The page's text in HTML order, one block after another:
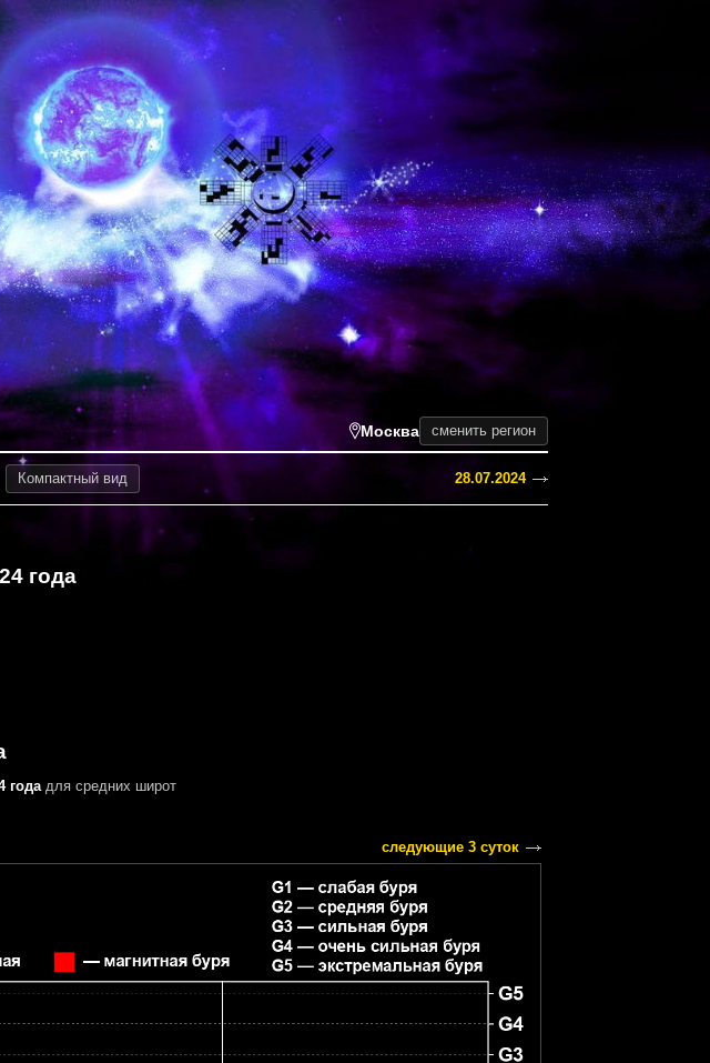
Москва сменить регион
Компактный вид 28.07.2024
года
годадля средних широт
следующие 3 суток